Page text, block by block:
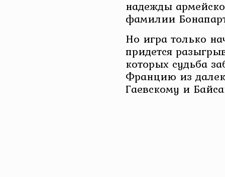
надежды
фамилии
Но игра только
придется
которых судьба
Францию из
Гаевскому и